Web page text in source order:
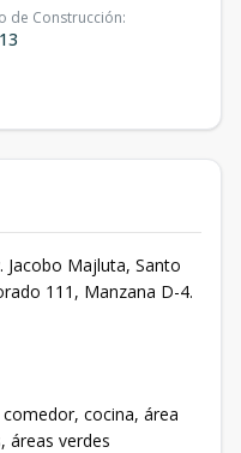
de Construcción:
Majluta, Santo
111, Manzana D-4.
cocina, área
áreas verdes